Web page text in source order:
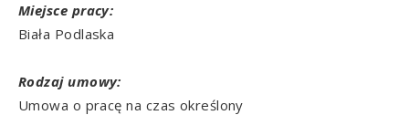
Miejsce pracy:
Biała Podlaska
Rodzaj umowy:
Umowa o pracę na czas określony